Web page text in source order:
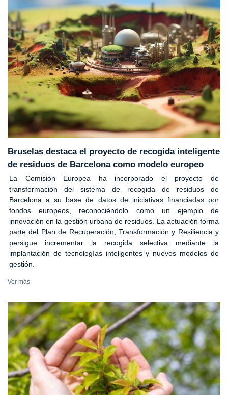
Bruselas destaca el proyecto de recogida inteligente
de residuos de Barcelona como modelo europeo
La Comisión Europea ha incorporado el proyecto de
transformación del sistema de recogida de residuos de
Barcelona a su base de datos de iniciativas financiadas por
fondos europeos, reconociéndolo como un ejemplo de
innovación en la gestión urbana de residuos. La actuación forma
parte del Plan de Recuperación, Transformación y Resiliencia y
persigue incrementar la recogida selectiva mediante la
implantación de tecnologías inteligentes y nuevos modelos de
gestión.
Ver más